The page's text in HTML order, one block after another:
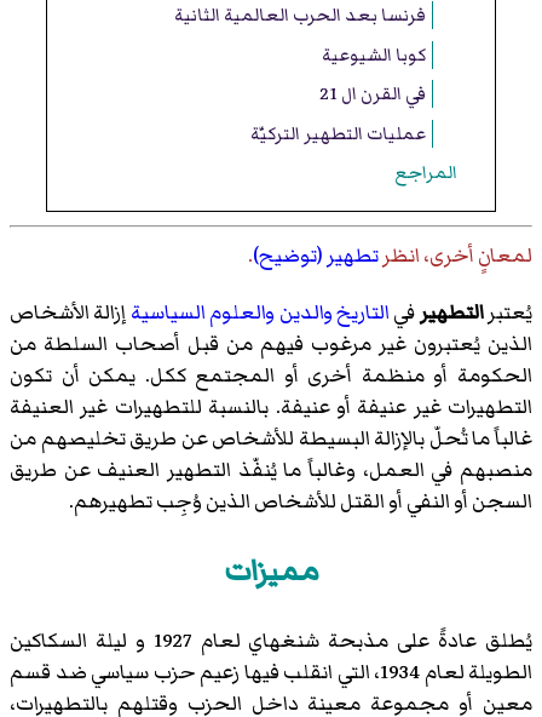
فرنسا بعد الحرب العالمية الثانية
كوبا الشيوعية
في القرن ال 21
عمليات التطهير التركيّة
المراجع
لمعانٍ أخرى، انظرتطهير (توضيح).
يُعتبرالتطهيرفيالتاريخوالدين والعلوم السياسيةإزالة الأشخاص
الذين يُعتبرون غير مرغوب فيهم من قبل أصحاب السلطة من
الحكومة أو منظمة أخرى أو المجتمع ككل. يمكن أن تكون
التطهيرات غير عنيفة أو عنيفة. بالنسبة للتطهيرات غير العنيفة
غالباً ما تُحلّ بالإزالة البسيطة للأشخاص عن طريق تخليصهم من
منصبهم في العمل، وغالباً ما يُنفّذ التطهير العنيف عن طريق
السجن أو النفي أو القتل للأشخاص الذين وُجِب تطهيرهم.
مميزات
يُطلق عادةً على مذبحة شنغهاي لعام 1927 و ليلة السكاكين
الطويلة لعام 1934، التي انقلب فيها زعيم حزب سياسي ضد قسم
معين أو مجموعة معينة داخل الحزب وقتلهم بالتطهيرات،